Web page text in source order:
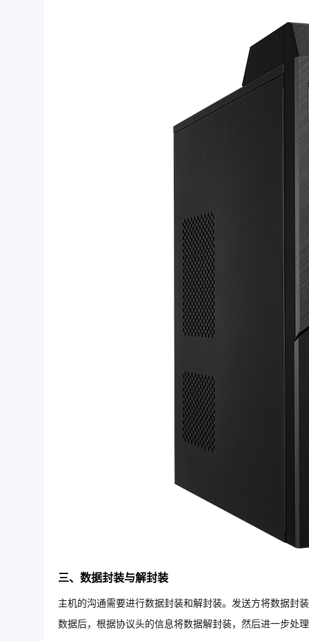
三、数据封装与解封装
主机的沟通需要进行数据封装和解封装。发送方将数据封
数据后，根据协议头的信息将数据解封装，然后进一步处